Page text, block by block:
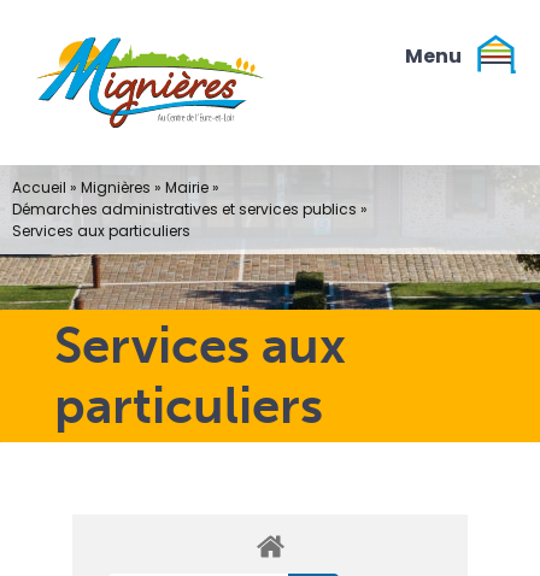
contenu
Services aux
particuliers
Accueil » Mignières » Mairie»
Démarches administratives et services publics »
Services aux particuliers